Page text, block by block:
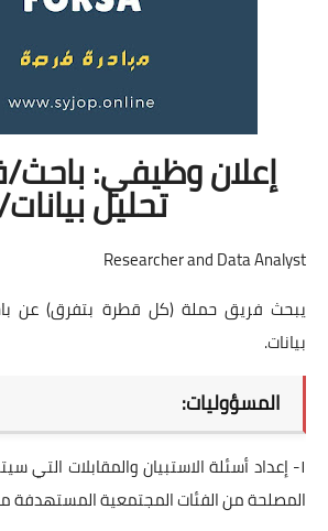
إعلان وظيفي:
تحليل
Researcher and Data Analyst
يبحث فريق حملة (كل قطرة بتفرق) عن
بيانات.
المسؤوليات:
١- إعداد أسئلة الاستبيان والمقابلات التي
المصلحة من الفئات المجتمعية المستهدفة